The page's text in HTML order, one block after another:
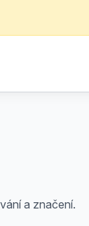
a značení.